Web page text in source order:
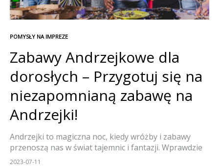
POMYSŁY NA IMPREZE
Zabawy Andrzejkowe dla
dorosłych – Przygotuj się na
niezapomnianą zabawę na
Andrzejki!
Andrzejki to magiczna noc, kiedy wróżby i zabawy
przenoszą nas w świat tajemnic i fantazji. Wprawdzie
tradycyjnie kojarzone są z imprezami dla dzieci,
2023-07-11